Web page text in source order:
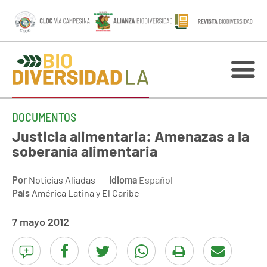
DOCUMENTOS
Justicia alimentaria: Amenazas a la
soberanía alimentaria
Por Noticias Aliadas Idioma Español
País América Latina y El Caribe
7 mayo 2012